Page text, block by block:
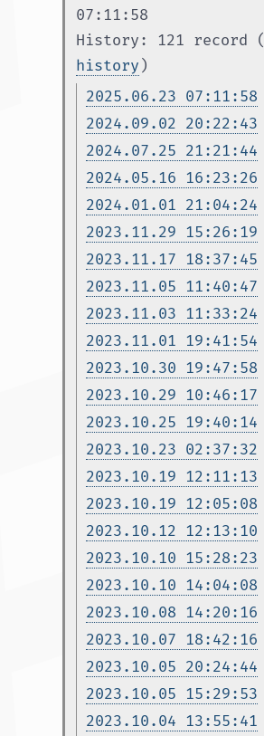
07:11:58
History: 121 record (
history )
2025.06.23 07:11:58
2024.09.02 20:22:43
2024.07.25 21:21:44
2024.05.16 16:23:26
2024.01.01 21:04:24
2023.11.29 15:26:19
2023.11.17 18:37:45
2023.11.05 11:40:47
2023.11.03 11:33:24
2023.11.01 19:41:54
2023.10.30 19:47:58
2023.10.29 10:46:17
2023.10.25 19:40:14
2023.10.23 02:37:32
2023.10.19 12:11:13
2023.10.19 12:05:08
2023.10.12 12:13:10
2023.10.10 15:28:23
2023.10.10 14:04:08
2023.10.08 14:20:16
2023.10.07 18:42:16
2023.10.05 20:24:44
2023.10.05 15:29:53
2023.10.04 13:55:41